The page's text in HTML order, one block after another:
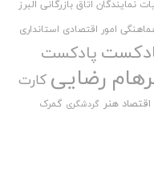
نمایندگان اتاق بازرگانی البرز
امور اقتصادی استانداری
پادکست
رضایی کارت
هنر گردشگری گمرک